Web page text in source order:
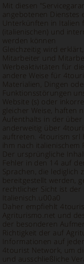
Mit diesen
angebotenen Dienstes
Unterkünften in Italien
(italienischen) und
werden können
Gleichzeitig wird
Mitarbeiter und
Werbeaktivitäten für
andere Weise für
Materialien, Dingen
Funktionsstörungen
Website (s) oder
gleicher Weise, haften
Aufenthalts in der
anderweitig über
auftreten. 4tourism srl
ihm nach italienischem
Der ursprüngliche
Fehler in den 14 auf
Sprachen, die lediglich
bereitgestellt werden,
rechtlicher Sicht ist der
Italienisch.u00a0
Daher empfiehlt
Agriturismo.net und
der besonderen
Richtigkeit der auf
Informationen auf
4tourist Network, um
und ausschließliche